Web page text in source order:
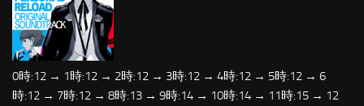
0時:12 → 1時:12 → 2時:12 → 3時:12 → 4時:12 → 5時:12 → 6
時:12 → 7時:12 → 8時:13 → 9時:14 → 10時:14 → 11時:15 → 12